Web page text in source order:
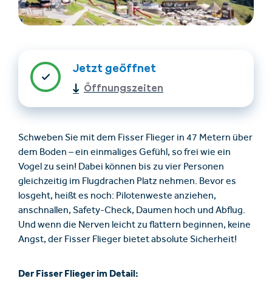
Gutscheinshop
Jetzt geöffnet
Öffnungszeiten
Schweben Sie mit dem Fisser Flieger in 47 Metern über
dem Boden – ein einmaliges Gefühl, so frei wie ein
Vogel zu sein! Dabei können bis zu vier Personen
gleichzeitig im Flugdrachen Platz nehmen. Bevor es
losgeht, heißt es noch: Pilotenweste anziehen,
anschnallen, Safety-Check, Daumen hoch und Abflug.
Und wenn die Nerven leicht zu flattern beginnen, keine
Angst, der Fisser Flieger bietet absolute Sicherheit!
Der Fisser Flieger im Detail: